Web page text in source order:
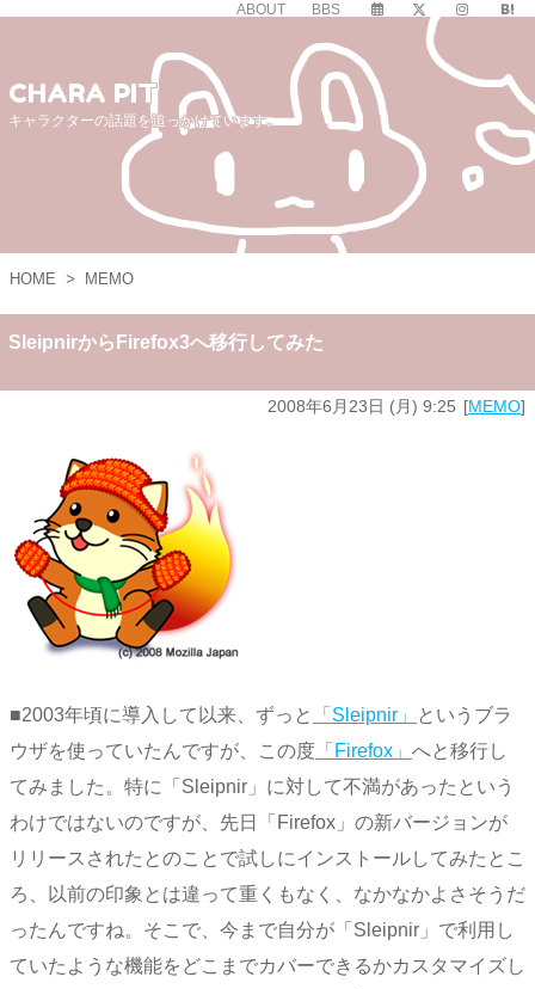
ABOUT BBS
CHARA PIT
キャラクターの話題を追っかけています。
HOME > MEMO
SleipnirからFirefox3へ移行してみた
2008年6月23日 (月) 9:25 MEMO
■2003年頃に導入して以来、ずっと 「Sleipnir」
というブラ
ウザを使っていたんですが、この度 「Firefox」 へと移行し
てみました。特に「Sleipnir」に対して不満があったという
わけではないのですが、先日「Firefox」の新バージョンが
リリースされたとのことで試しにインストールしてみたとこ
ろ、以前の印象とは違って重くもなく、なかなかよさそうだ
ったんですね。そこで、今まで自分が「Sleipnir」で利用し
ていたような機能をどこまでカバーできるかカスタマイズし